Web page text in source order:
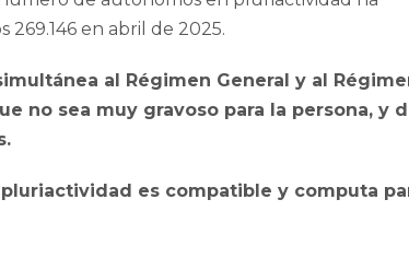
269.146 en abril de 2025.
al Régimen General y al
no sea muy gravoso para la persona, y
es compatible y computa